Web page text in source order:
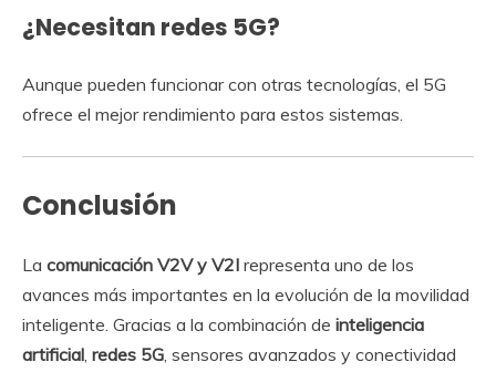
¿Necesitan redes 5G?
Aunque pueden funcionar con otras tecnologías, el 5G
ofrece el mejor rendimiento para estos sistemas.
Conclusión
La comunicación V2V y V2I representa uno de los
avances más importantes en la evolución de la movilidad
inteligente. Gracias a la combinación de inteligencia
artificial, redes 5G, sensores avanzados y conectividad